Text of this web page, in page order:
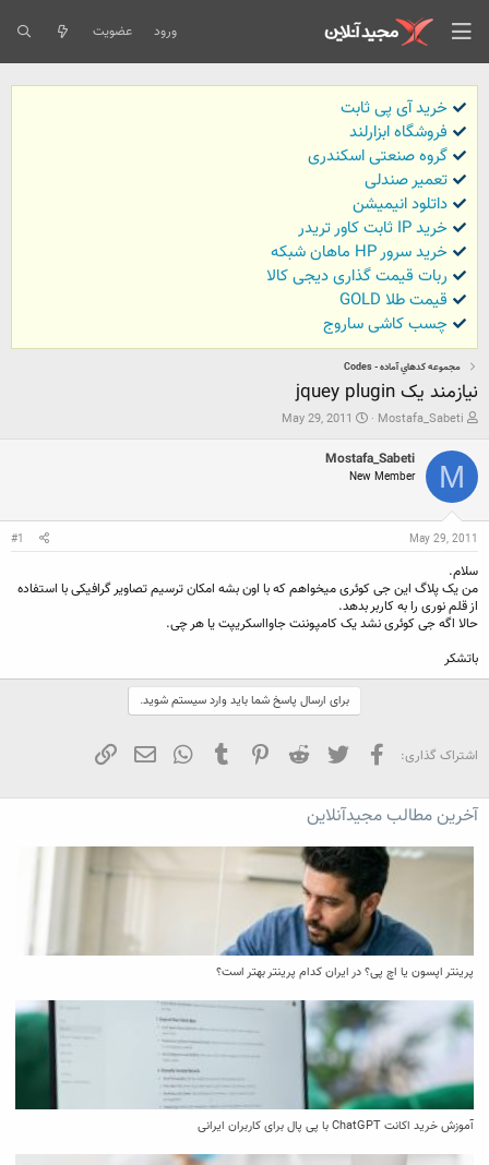
ورود عضویت
خرید آی پی ثابت
فروشگاه ابزارلند
گروه صنعتی اسکندری
تعمیر صندلی
داتلود انیمیشن
خرید IP ثابت کاور تریدر
خرید سرور HP ماهان شبکه
ربات قیمت گذاری دیجی کالا
قیمت طلا GOLD
چسب کاشی ساروج
مجموعه كدهاي آماده - Codes
نیازمند یک jquey plugin
ش
و
ع
ک
ن
ن
د
م
ض
و
ع
Mostafa_Sabeti
ت
ر
ی
خ
ر
May 29, 2011
M
Mostafa_Sabeti
New Member
May 29, 2011
#1
سلام.
من یک پلاگ این جی کوئری میخواهم که با اون بشه امکان ترسیم تصاویر گرافیکی با استفاده
از قلم نوری را به کاربر بدهد.
حالا اگه جی کوئری نشد یک کامپوننت جاوااسکریپت یا هر چی.
باتشکر
برای ارسال پاسخ شما باید وارد سیستم شوید.
اشتراک گذاری: فیسبوک تویتر Reddit
Pinterest
Tumblr
WhatsApp
ایمیل
آخرین مطالب مجیدآنلاین
پرینتر اپسون یا اچ پی؟ در ایران کدام پرینتر بهتر است؟
آموزش خرید اکانت ChatGPT با پی پال برای کاربران ایرانی